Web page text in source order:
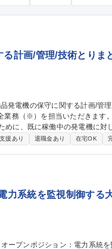
計画/管理/技術とりま
業務（※）を担当いただきます
めに、既に稼働中の発電機に対
援あり 退職金あり 在宅OK
力系統を監視制御する